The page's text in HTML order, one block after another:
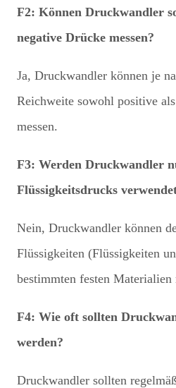
F2: Können Druckwandler
negative Drücke messen?
Ja, Druckwandler können je
Reichweite sowohl positive
messen.
F3: Werden Druckwandler
Flüssigkeitsdrucks
Nein, Druckwandler können
Flüssigkeiten (Flüssigkeiten
bestimmten festen Materialien
F4: Wie oft sollten
werden?
Druckwandler sollten